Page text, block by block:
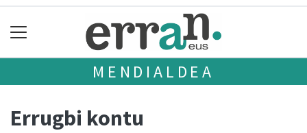
MENDIALDEA
Errugbi kontu